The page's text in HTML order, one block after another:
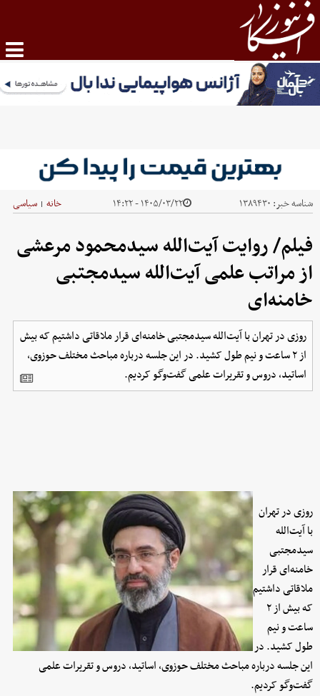
شناسه خبر: ۱۳۸۹۴۳۰ ۱۴۰۵/۰۳/۲۲ - ۱۴:۲۲ خانه | سیاسی
فیلم/ روایت آیت‌الله سیدمحمود مرعشی
از مراتب علمی آیت‌الله سیدمجتبی
خامنه‌ای
روزی در تهران با آیت‌الله سیدمجتبی خامنه‌ای قرار ملاقاتی داشتیم که بیش
از ۲ ساعت و نیم طول کشید. در این جلسه درباره مباحث مختلف حوزوی،
اساتید، دروس و تقریرات علمی گفت‌وگو کردیم.
روزی در تهران
با آیت‌الله
سیدمجتبی
خامنه‌ای قرار
ملاقاتی داشتیم
که بیش از ۲
ساعت و نیم
طول کشید. در
این جلسه درباره مباحث مختلف حوزوی، اساتید، دروس و تقریرات علمی
گفت‌وگو کردیم.